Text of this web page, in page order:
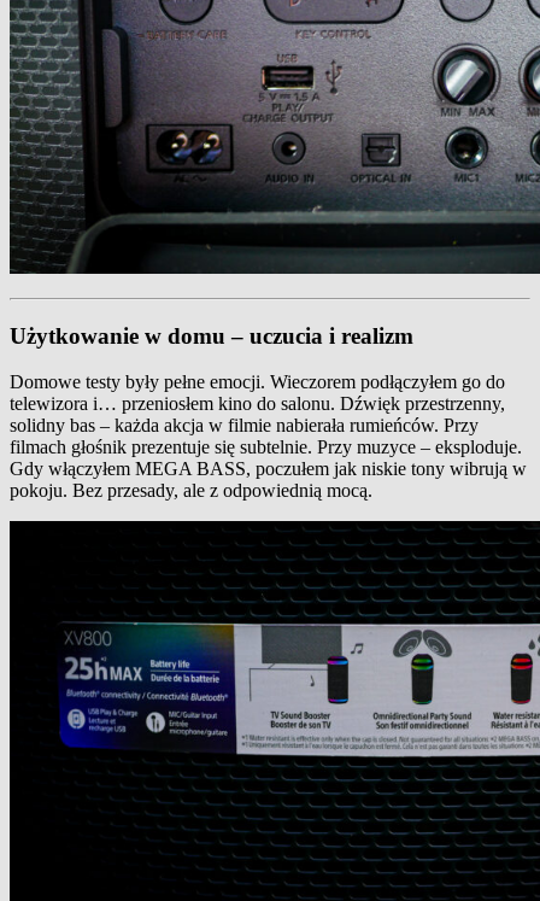
Użytkowanie w domu – uczucia i realizm
Domowe testy były pełne emocji. Wieczorem podłączyłem go do
telewizora i… przeniosłem kino do salonu. Dźwięk przestrzenny,
solidny bas – każda akcja w filmie nabierała rumieńców. Przy
filmach głośnik prezentuje się subtelnie. Przy muzyce – eksploduje.
Gdy włączyłem MEGA BASS, poczułem jak niskie tony wibrują w
pokoju. Bez przesady, ale z odpowiednią mocą.